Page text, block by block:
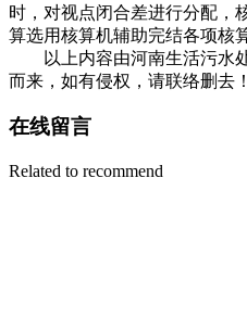
时，对视点闭合差进行分配，
算选用核算机辅助完结各项核算
以上内容由河南生活污水处
而来，如有侵权，请联络删去！
在线留言
Related to recommend